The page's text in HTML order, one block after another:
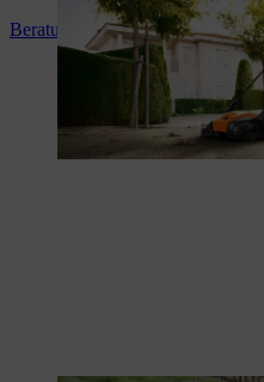
Beratung und Produkteinweisung